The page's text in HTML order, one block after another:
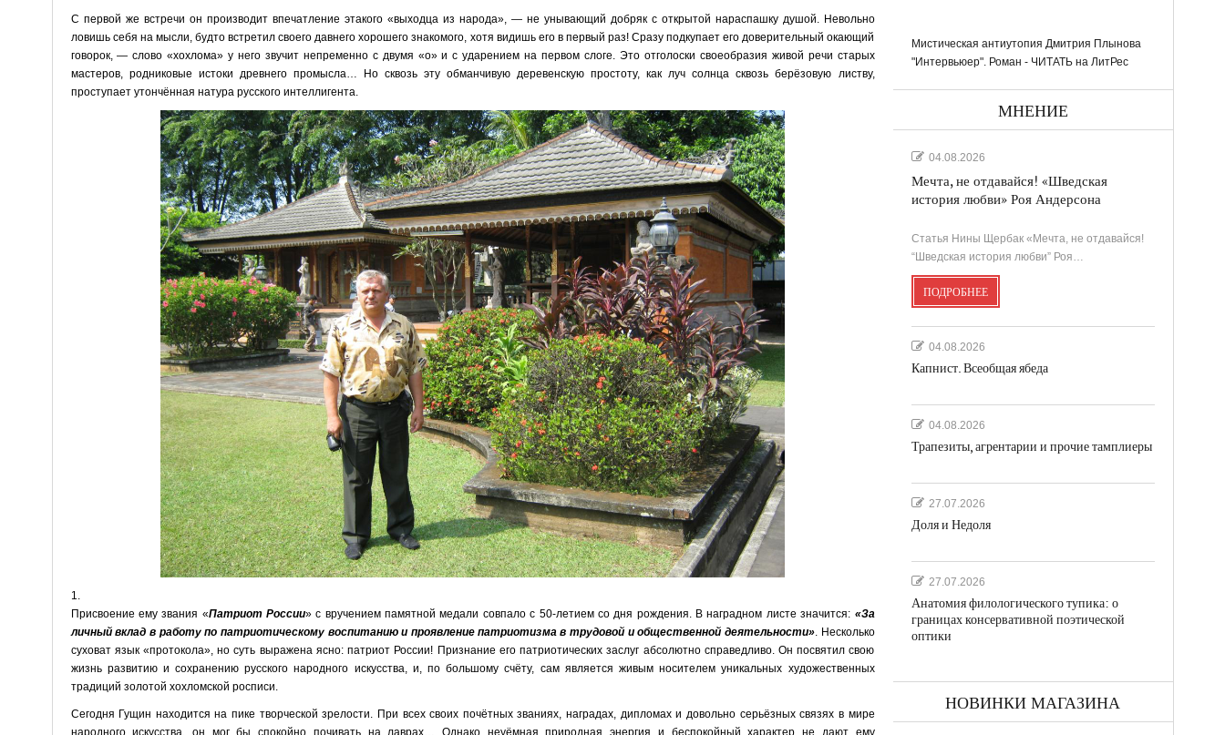
С первой же встречи он производит впечатление этакого «выходца из народа», — не унывающий добряк с открытой нараспашку душой. Невольно
ловишь себя на мысли, будто встретил своего давнего хорошего знакомого, хотя видишь его в первый раз! Сразу подкупает его доверительный окающий
говорок, — слово «хохлома» у него звучит непременно с двумя «о» и с ударением на первом слоге. Это отголоски своеобразия живой речи старых
мастеров, родниковые истоки древнего промысла… Но сквозь эту обманчивую деревенскую простоту, как луч солнца сквозь берёзовую листву,
проступает утончённая натура русского интеллигента.
1.
Присвоение ему звания «Патриот России» с вручением памятной медали совпало с 50-летием со дня рождения. В наградном листе значится: «За
личный вклад в работу по патриотическому воспитанию и проявление патриотизма в трудовой и общественной деятельности». Несколько
суховат язык «протокола», но суть выражена ясно: патриот России! Признание его патриотических заслуг абсолютно справедливо. Он посвятил свою
жизнь развитию и сохранению русского народного искусства, и, по большому счёту, сам является живым носителем уникальных художественных
традиций золотой хохломской росписи.
Сегодня Гущин находится на пике творческой зрелости. При всех своих почётных званиях, наградах, дипломах и довольно серьёзных связях в мире
Мистическая антиутопия Дмитрия Плынова
"Интервьюер". Роман - ЧИТАТЬ на ЛитРес
МНЕНИЕ
04.08.2026
Мечта, не отдавайся! «Шведская
история любви» Роя Андерсона
Статья Нины Щербак «Мечта, не отдавайся!
“Шведская история любви” Роя…
ПОДРОБНЕЕ
04.08.2026
Капнист. Всеобщая ябеда
04.08.2026
Трапезиты, агрентарии и прочие тамплиеры
27.07.2026
Доля и Недоля
27.07.2026
Анатомия филологического тупика: о
границах консервативной поэтической
оптики
НОВИНКИ МАГАЗИНА